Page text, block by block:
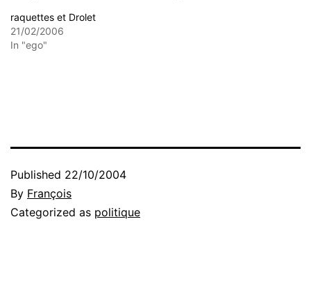
raquettes et Drolet
21/02/2006
In "ego"
Published 22/10/2004
By François
Categorized as politique